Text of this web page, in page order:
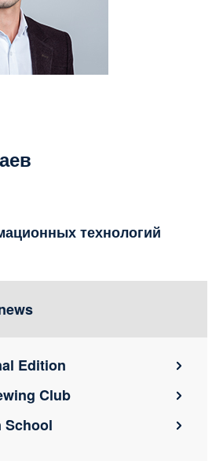
технологий
Edition
Club
School